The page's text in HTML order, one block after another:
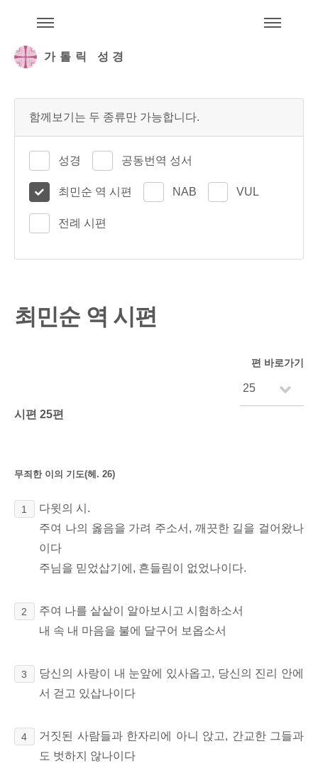
가톨릭 성경
함께보기는 두 종류만 가능합니다.
성경 공동번역 성서
최민순 역 시편 NAB VUL
전례 시편
최민순 역 시편
편 바로가기
시편 25편
무죄한 이의 기도(헤. 26)
1
다윗의 시.
주여 나의 옳음을 가려 주소서, 깨끗한 길을 걸어왔나
이다
주님을 믿었삽기에, 흔들림이 없었나이다.
2
주여 나를 샅샅이 알아보시고 시험하소서
내 속 내 마음을 불에 달구어 보옵소서
3
당신의 사랑이 내 눈앞에 있사옵고, 당신의 진리 안에
서 걷고 있삽나이다
4
거짓된 사람들과 한자리에 아니 앉고, 간교한 그들과
도 벗하지 않나이다